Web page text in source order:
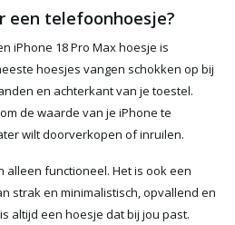
een telefoonhoesje?
iPhone 18 Pro Max hoesje is
hoesjes vangen schokken op bij
en achterkant van je toestel.
de waarde van je iPhone te
wilt doorverkopen of inruilen.
alleen functioneel. Het is ook een
strak en minimalistisch, opvallend en
altijd een hoesje dat bij jou past.